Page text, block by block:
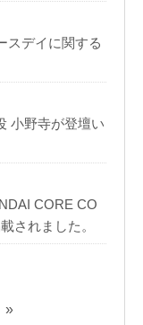
スデイに関する
小野寺が登壇い
CORE CO
されました。
»